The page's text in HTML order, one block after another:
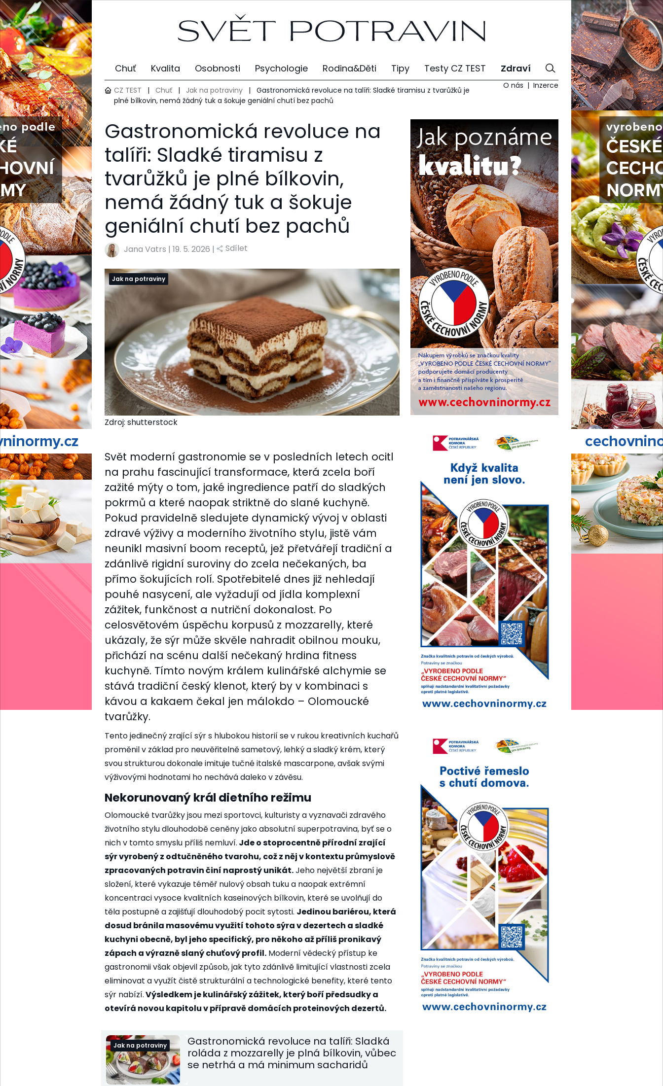
Chuť Kvalita Osobnosti Psychologie Rodina&Děti Tipy Testy CZ TEST Zdraví
CZ TEST | Chuť | Jak na potraviny |
Gastronomická revoluce na talíři: Sladké tiramisu z tvarůžků je
plné bílkovin, nemá žádný tuk a šokuje geniální chutí bez pachů
O nás Inzerce
Gastronomická revoluce na
talíři: Sladké tiramisu z
tvarůžků je plné bílkovin,
nemá žádný tuk a šokuje
geniální chutí bez pachů
Jana Vatrs | 19. 5. 2026 | Sdílet
Jak na potraviny
Zdroj: shutterstock
Svět moderní gastronomie se v posledních letech ocitl
na prahu fascinující transformace, která zcela boří
zažité mýty o tom, jaké ingredience patří do sladkých
pokrmů a které naopak striktně do slané kuchyně.
Pokud pravidelně sledujete dynamický vývoj v oblasti
zdravé výživy a moderního životního stylu, jistě vám
neunikl masivní boom receptů, jež přetvářejí tradiční a
zdánlivě rigidní suroviny do zcela nečekaných, ba
přímo šokujících rolí. Spotřebitelé dnes již nehledají
pouhé nasycení, ale vyžadují od jídla komplexní
zážitek, funkčnost a nutriční dokonalost. Po
celosvětovém úspěchu korpusů z mozzarelly, které
ukázaly, že sýr může skvěle nahradit obilnou mouku,
přichází na scénu další nečekaný hrdina fitness
kuchyně. Tímto novým králem kulinářské alchymie se
stává tradiční český klenot, který by v kombinaci s
kávou a kakaem čekal jen málokdo – Olomoucké
tvarůžky.
Tento jedinečný zrající sýr s hlubokou historií se v rukou kreativních kuchařů
proměnil v základ pro neuvěřitelně sametový, lehký a sladký krém, který
svou strukturou dokonale imituje tučné italské mascarpone, avšak svými
výživovými hodnotami ho nechává daleko v závěsu.
Nekorunovaný král dietního režimu
Olomoucké tvarůžky jsou mezi sportovci, kulturisty a vyznavači zdravého
životního stylu dlouhodobě ceněny jako absolutní superpotravina, byť se o
nich v tomto smyslu příliš nemluví. Jde o stoprocentně přírodní zrající
sýr vyrobený z odtučněného tvarohu, což z něj v kontextu průmyslově
zpracovaných potravin činí naprostý unikát.Jeho největší zbraní je
složení, které vykazuje téměř nulový obsah tuku a naopak extrémní
koncentraci vysoce kvalitních kaseinových bílkovin, které se uvolňují do
těla postupně a zajišťují dlouhodobý pocit sytosti. Jedinou bariérou, která
dosud bránila masovému využití tohoto sýra v dezertech a sladké
kuchyni obecně, byl jeho specifický, pro někoho až příliš pronikavý
zápach a výrazně slaný chuťový profil. Moderní vědecký přístup ke
gastronomii však objevil způsob, jak tyto zdánlivě limitující vlastnosti zcela
eliminovat a využít čistě strukturální a technologické benefity, které tento
sýr nabízí.Výsledkem je kulinářský zážitek, který boří předsudky a
otevírá novou kapitolu v přípravě domácích proteinových dezertů.
Jak na potraviny
Gastronomická revoluce na talíři: Sladká
roláda z mozzarelly je plná bílkovin, vůbec
se netrhá a má minimum sacharidů